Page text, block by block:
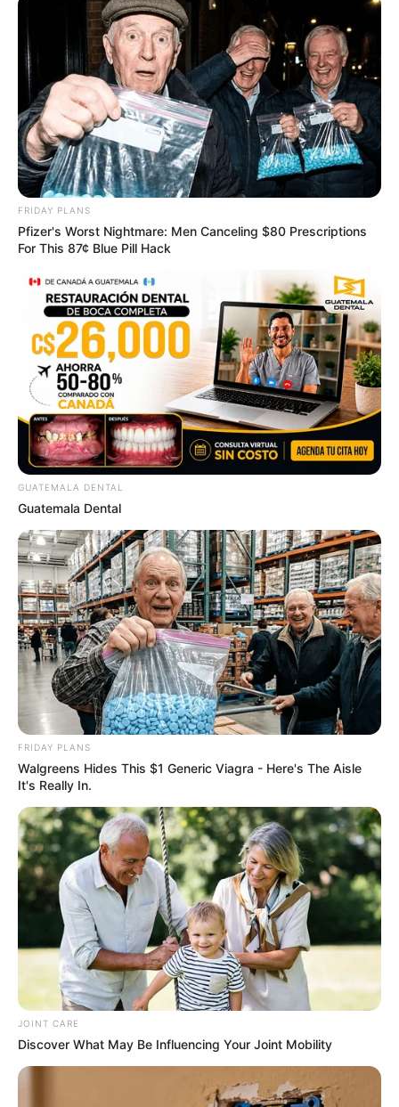
Endocrinologist: If You Have Diabetes, Read This
Before It's Removed!
GLYCOGEN SUPPORT
$20,000 In Personal Debt? You're Being Bleed Dry
Every Single Month
JG WENTWORTH
$15k In Unmanageable Debt? The "Relief Program"
Creditors Hide From You
JG WENTWORTH
Arthrologist Begs To Stop Buying Knee Braces - Do
This Instead
FORGE BODY
Colorado Elk's Surprising Response After Being
FRIDAY PLANS
Pfizer's Worst Nightmare: Men Canceling $80 Prescriptions
For This 87¢ Blue Pill Hack
GUATEMALA DENTAL
Guatemala Dental
FRIDAY PLANS
Walgreens Hides This $1 Generic Viagra - Here's The Aisle
It's Really In.
JOINT CARE
Discover What May Be Influencing Your Joint Mobility